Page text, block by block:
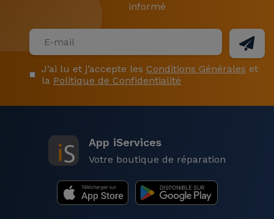
informé
J’ai lu et j’accepte les Conditions Générales et
la Politique de Confidentialité
App iServices
Votre boutique de réparation